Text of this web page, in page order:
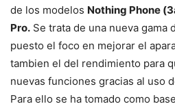
de los modelos Nothing Phone
Pro. Se trata de una nueva gama
puesto el foco en mejorar el
tambien el del rendimiento para
nuevas funciones gracias al uso
Para ello se ha tomado como